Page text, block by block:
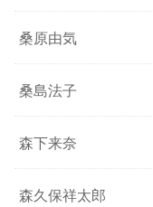
桑原由気
桑島法子
森下来奈
森久保祥太郎